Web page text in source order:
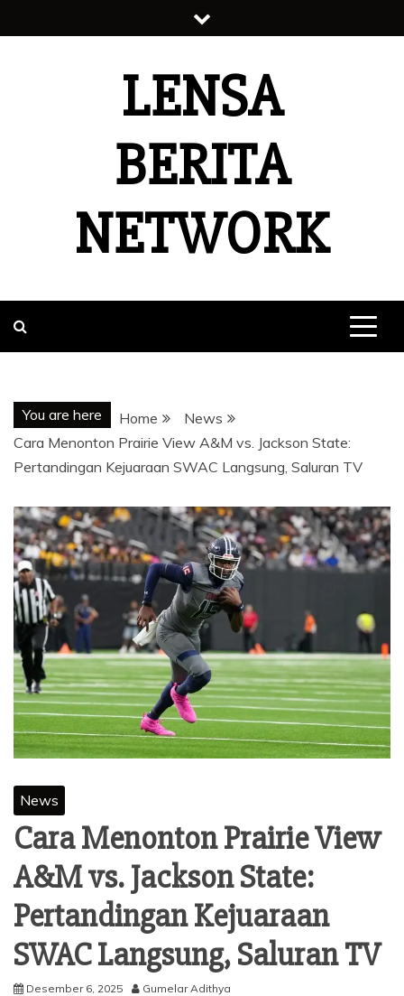
to
LENSA
BERITA
NETWORK
You are here Home
News
Cara Menonton Prairie View A&M vs. Jackson State:
Pertandingan Kejuaraan SWAC Langsung, Saluran TV
News
Cara Menonton Prairie View
A&M vs. Jackson State:
Pertandingan Kejuaraan
SWAC Langsung, Saluran TV
Desember 6, 2025 Gumelar Adithya